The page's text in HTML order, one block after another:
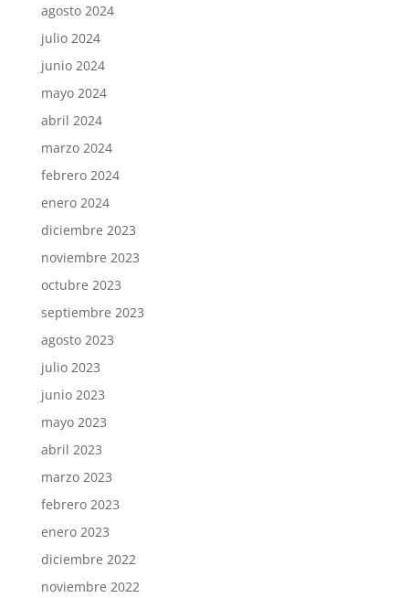
agosto 2024
julio 2024
junio 2024
mayo 2024
abril 2024
marzo 2024
febrero 2024
enero 2024
diciembre 2023
noviembre 2023
octubre 2023
septiembre 2023
agosto 2023
julio 2023
junio 2023
mayo 2023
abril 2023
marzo 2023
febrero 2023
enero 2023
diciembre 2022
noviembre 2022